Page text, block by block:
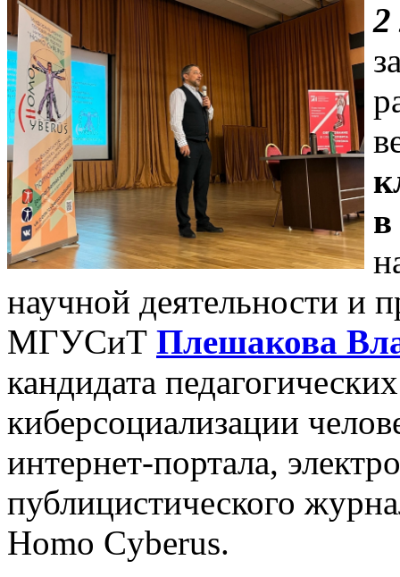
2
научной деятельности и
МГУСиТ Плешакова
кандидата
киберсоциализации
интернет-портала,
публицистического
Homo Cyberus.